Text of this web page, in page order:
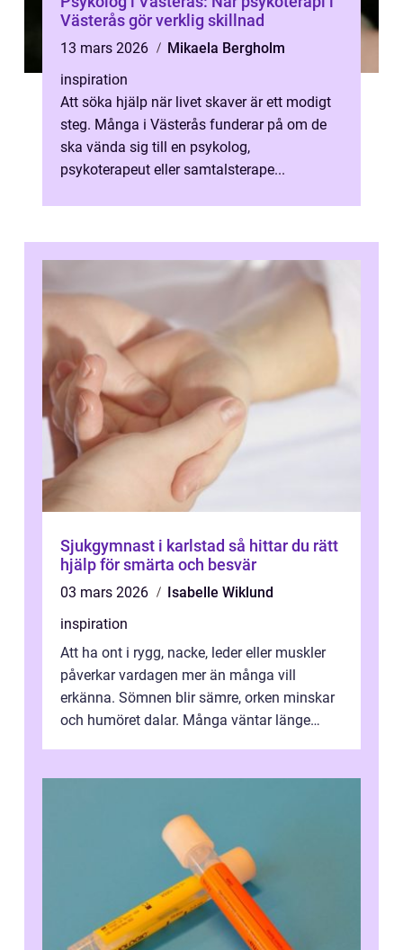
Västerås gör verklig skillnad
13 mars 2026
Mikaela Bergholm
inspiration
Att söka hjälp när livet skaver är ett modigt
steg. Många i Västerås funderar på om de
ska vända sig till en psykolog,
psykoterapeut eller samtalsterape...
Sjukgymnast i karlstad så hittar du rätt
hjälp för smärta och besvär
03 mars 2026
Isabelle Wiklund
inspiration
Att ha ont i rygg, nacke, leder eller muskler
påverkar vardagen mer än många vill
erkänna. Sömnen blir sämre, orken minskar
och humöret dalar. Många väntar länge